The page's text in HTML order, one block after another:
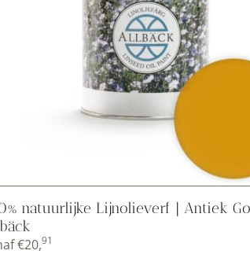
natuurlijke Lijnolieverf | Antiek
€20,91